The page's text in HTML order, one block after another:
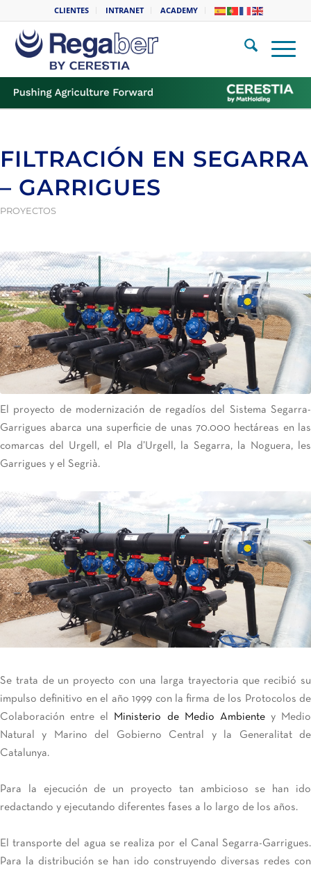
CLIENTES INTRANET ACADEMY
FILTRACIÓN EN SEGARRA
– GARRIGUES
PROYECTOS
El proyecto de modernización de regadíos del Sistema Segarra-
Garrigues abarca una superficie de unas 70.000 hectáreas en las
comarcas del Urgell, el Pla d’Urgell, la Segarra, la Noguera, les
Garrigues y el Segrià.
Se trata de un proyecto con una larga trayectoria que recibió su
impulso definitivo en el año 1999 con la firma de los Protocolos de
Colaboración entre el
Ministerio de Medio Ambientey Medio
Natural y Marino del Gobierno Central y la Generalitat de
Catalunya.
Para la ejecución de un proyecto tan ambicioso se han ido
redactando y ejecutando diferentes fases a lo largo de los años.
El transporte del agua se realiza por el Canal Segarra-Garrigues.
Para la distribución se han ido construyendo diversas redes con